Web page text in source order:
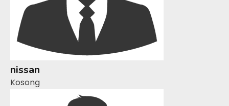
nissan
Kosong